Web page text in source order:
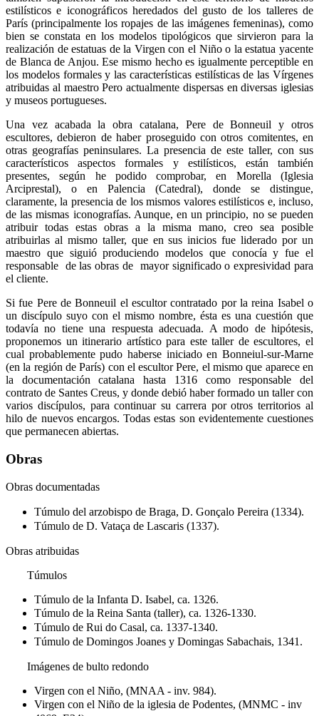
estilísticos e iconográficos heredados del gusto de los talleres de
París (principalmente los ropajes de las imágenes femeninas), como
bien se constata en los modelos tipológicos que sirvieron para la
realización de estatuas de la Virgen con el Niño o la estatua yacente
de Blanca de Anjou. Ese mismo hecho es igualmente perceptible en
los modelos formales y las características estilísticas de las Vírgenes
atribuidas al maestro Pero actualmente dispersas en diversas iglesias
y museos portugueses.
Una vez acabada la obra catalana, Pere de Bonneuil y otros
escultores, debieron de haber proseguido con otros comitentes, en
otras geografías peninsulares. La presencia de este taller, con sus
característicos aspectos formales y estilísticos, están también
presentes, según he podido comprobar, en Morella (Iglesia
Arciprestal), o en Palencia (Catedral), donde se distingue,
claramente, la presencia de los mismos valores estilísticos e, incluso,
de las mismas iconografías. Aunque, en un principio, no se pueden
atribuir todas estas obras a la misma mano, creo sea posible
atribuirlas al mismo taller, que en sus inicios fue liderado por un
maestro que siguió produciendo modelos que conocía y fue el
responsable de las obras de mayor significado o expresividad para
el cliente.
Si fue Pere de Bonneuil el escultor contratado por la reina Isabel o
un discípulo suyo con el mismo nombre, ésta es una cuestión que
todavía no tiene una respuesta adecuada. A modo de hipótesis,
proponemos un itinerario artístico para este taller de escultores, el
cual probablemente pudo haberse iniciado en Bonneiul-sur-Marne
(en la región de París) con el escultor Pere, el mismo que aparece en
la documentación catalana hasta 1316 como responsable del
contrato de Santes Creus, y donde debió haber formado un taller con
varios discípulos, para continuar su carrera por otros territorios al
hilo de nuevos encargos. Todas estas son evidentemente cuestiones
que permanecen abiertas.
Obras
Obras documentadas
Túmulo del arzobispo de Braga, D. Gonçalo Pereira (1334).
Túmulo de D. Vataça de Lascaris (1337).
Obras atribuidas
Túmulos
Túmulo de la Infanta D. Isabel, ca. 1326.
Túmulo de la Reina Santa (taller), ca. 1326-1330.
Túmulo de Rui do Casal, ca. 1337-1340.
Túmulo de Domingos Joanes y Domingas Sabachais, 1341.
Imágenes de bulto redondo
Virgen con el Niño, (MNAA - inv. 984).
Virgen con el Niño de la iglesia de Podentes, (MNMC - inv